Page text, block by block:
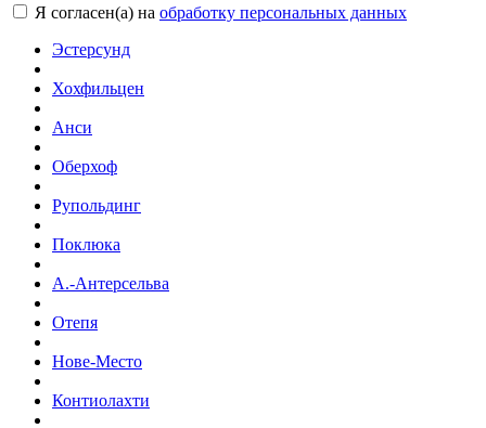
Я согласен(а) на обработку персональных данных
Эстерсунд
Хохфильцен
Анси
Оберхоф
Рупольдинг
Поклюка
А.-Антерсельва
Отепя
Нове-Место
Контиолахти